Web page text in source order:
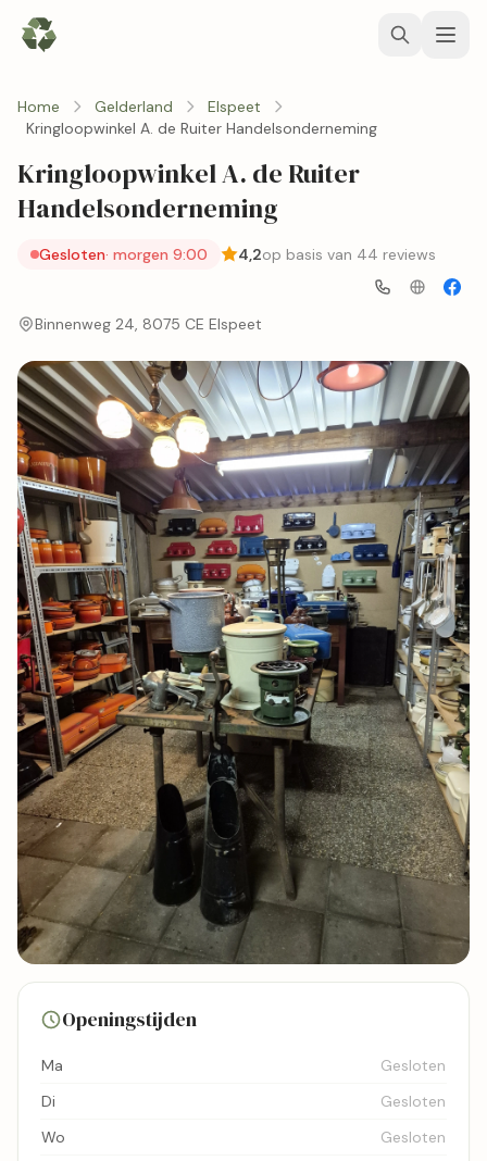
Home Gelderland
Elspeet
Kringloopwinkel A. de Ruiter Handelsonderneming
Kringloopwinkel A. de Ruiter
Handelsonderneming
Gesloten· morgen 9:00 4,2op basis van 44 reviews
Binnenweg 24, 8075 CE Elspeet
Bekijk kaart
Openingstijden
Ma
Gesloten
Di
Gesloten
Wo
Gesloten